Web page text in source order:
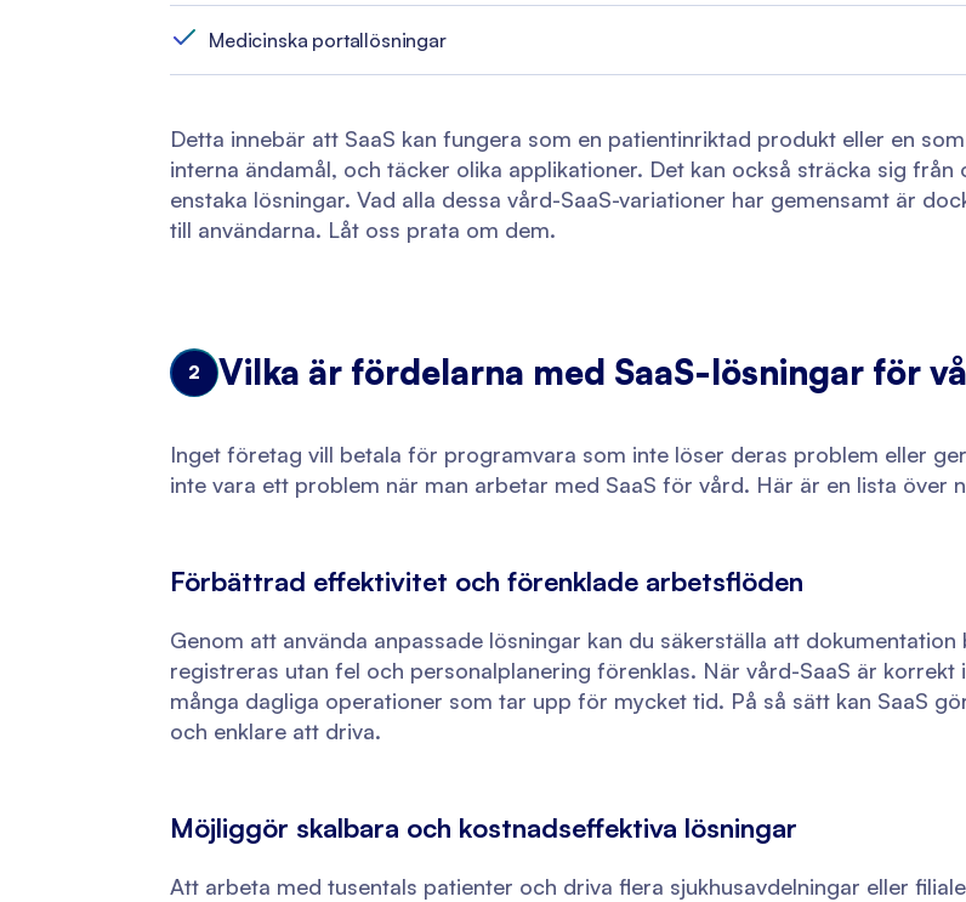
Medicinska portallösningar
Detta innebär att SaaS kan fungera som en patientinriktad produkt eller en
interna ändamål, och täcker olika applikationer. Det kan också sträcka sig från
enstaka lösningar. Vad alla dessa vård-SaaS-variationer har gemensamt är
till användarna. Låt oss prata om dem.
2 Vilka är fördelarna med SaaS-lösningar för
Inget företag vill betala för programvara som inte löser deras problem eller
inte vara ett problem när man arbetar med SaaS för vård. Här är en lista över
Förbättrad effektivitet och förenklade arbetsflöden
Genom att använda anpassade lösningar kan du säkerställa att
registreras utan fel och personalplanering förenklas. När vård-SaaS är korrekt
många dagliga operationer som tar upp för mycket tid. På så sätt kan SaaS
och enklare att driva.
Möjliggör skalbara och kostnadseffektiva lösningar
Att arbeta med tusentals patienter och driva flera sjukhusavdelningar eller